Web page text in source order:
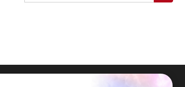
Comment oublier les écrans en